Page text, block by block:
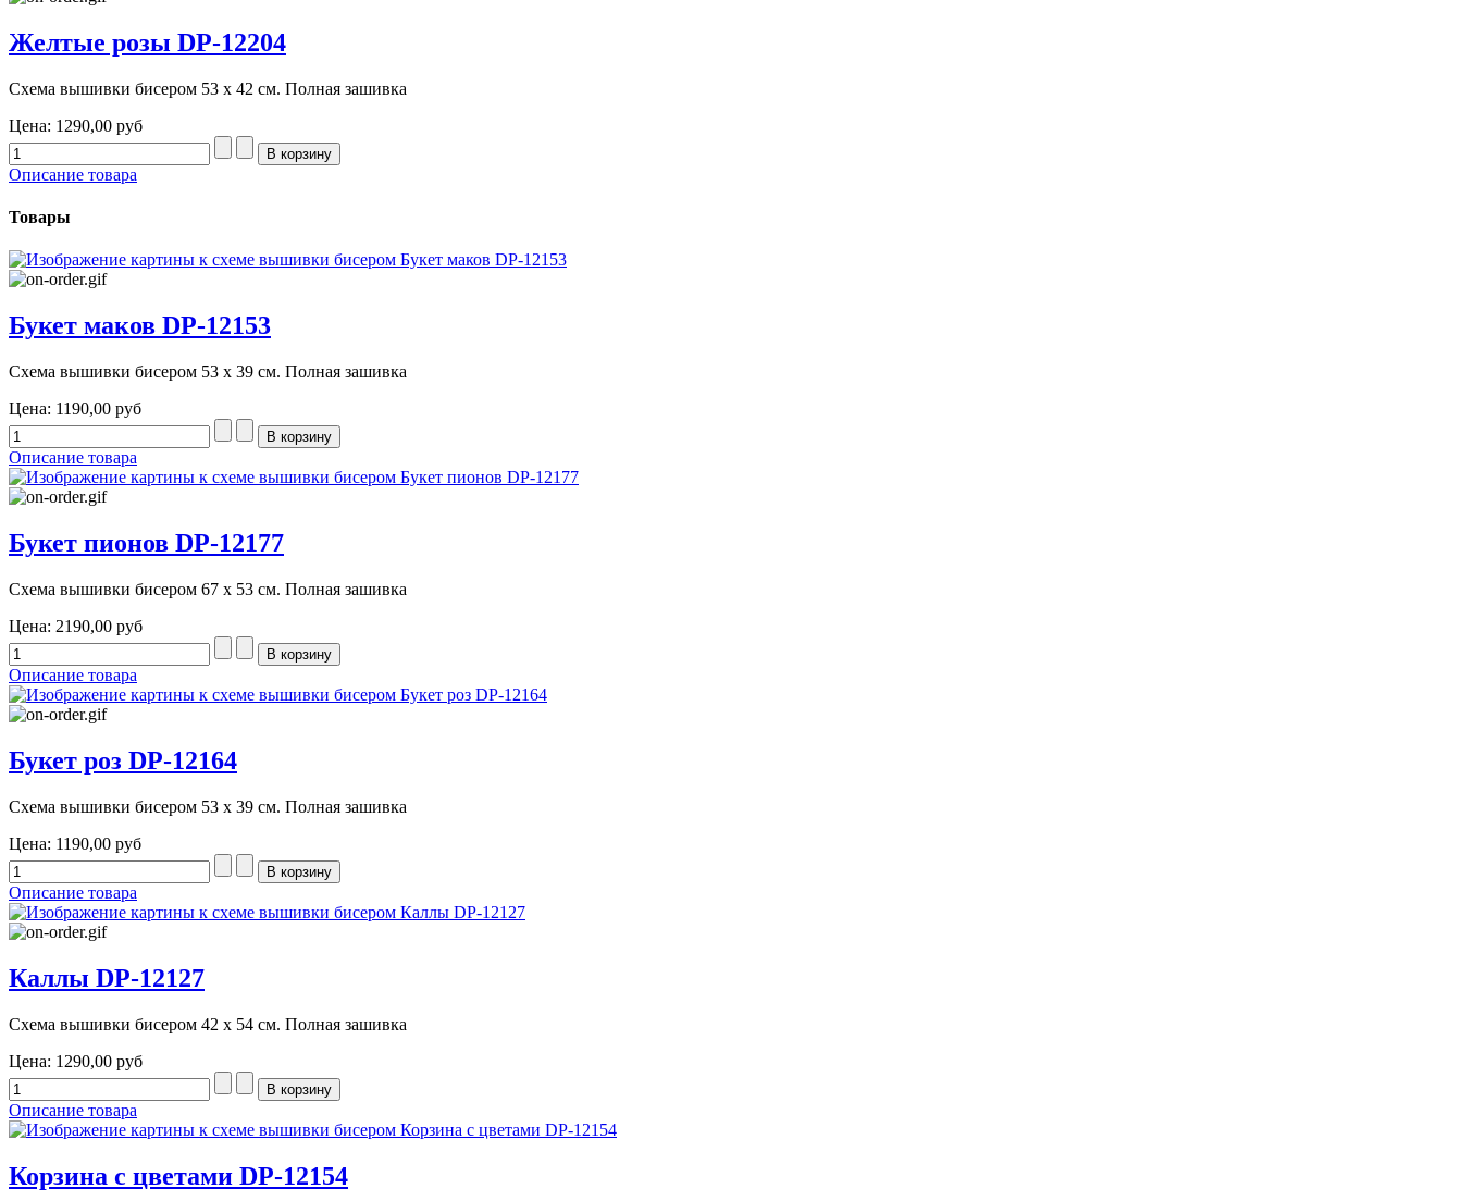
Желтые розы DP-12204
Схема вышивки бисером 53 х 42 см. Полная зашивка
Цена: 1290,00 руб
Описание товара
Товары
Букет маков DP-12153
Схема вышивки бисером 53 х 39 см. Полная зашивка
Цена: 1190,00 руб
Описание товара
Букет пионов DP-12177
Схема вышивки бисером 67 х 53 см. Полная зашивка
Цена: 2190,00 руб
Описание товара
Букет роз DP-12164
Схема вышивки бисером 53 х 39 см. Полная зашивка
Цена: 1190,00 руб
Описание товара
Каллы DP-12127
Схема вышивки бисером 42 х 54 см. Полная зашивка
Цена: 1290,00 руб
Описание товара
Корзина с цветами DP-12154